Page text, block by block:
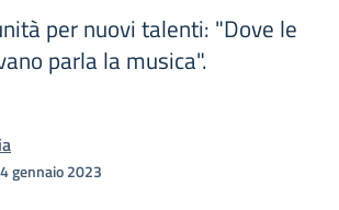
per nuovi talenti: "Dove le
parla la musica".
gennaio 2023